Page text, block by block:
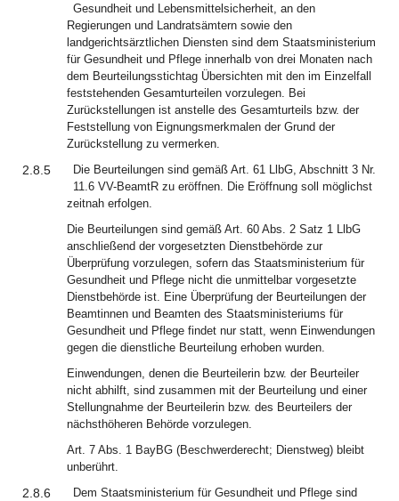
Gesundheit und Lebensmittelsicherheit, an den
Regierungen und Landratsämtern sowie den
landgerichtsärztlichen Diensten sind dem Staatsministerium
für Gesundheit und Pflege innerhalb von drei Monaten nach
dem Beurteilungsstichtag Übersichten mit den im Einzelfall
feststehenden Gesamturteilen vorzulegen. Bei
Zurückstellungen ist anstelle des Gesamturteils bzw. der
Feststellung von Eignungsmerkmalen der Grund der
Zurückstellung zu vermerken.
2.8.5
Die Beurteilungen sind gemäß Art. 61 LlbG, Abschnitt 3 Nr.
11.6 VV-BeamtR zu eröffnen. Die Eröffnung soll möglichst
zeitnah erfolgen.
Die Beurteilungen sind gemäß Art. 60 Abs. 2 Satz 1 LlbG
anschließend der vorgesetzten Dienstbehörde zur
Überprüfung vorzulegen, sofern das Staatsministerium für
Gesundheit und Pflege nicht die unmittelbar vorgesetzte
Dienstbehörde ist. Eine Überprüfung der Beurteilungen der
Beamtinnen und Beamten des Staatsministeriums für
Gesundheit und Pflege findet nur statt, wenn Einwendungen
gegen die dienstliche Beurteilung erhoben wurden.
Einwendungen, denen die Beurteilerin bzw. der Beurteiler
nicht abhilft, sind zusammen mit der Beurteilung und einer
Stellungnahme der Beurteilerin bzw. des Beurteilers der
nächsthöheren Behörde vorzulegen.
Art. 7 Abs. 1 BayBG (Beschwerderecht; Dienstweg) bleibt
unberührt.
2.8.6
Dem Staatsministerium für Gesundheit und Pflege sind